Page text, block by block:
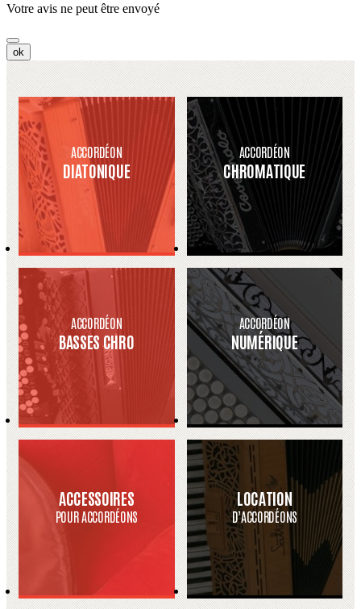
Votre avis ne peut être envoyé
ok
ACCORDÉON
DIATONIQUE
ACCORDÉON
CHROMATIQUE
ACCORDÉON
BASSES CHRO
ACCORDÉON
NUMÉRIQUE
ACCESSOIRES
POUR ACCORDÉONS
LOCATION
D’ACCORDÉONS